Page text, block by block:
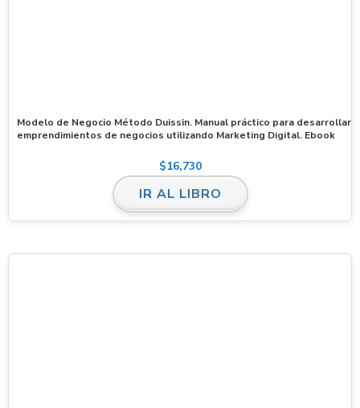
Modelo de Negocio Método Duissin. Manual práctico para desarrollar
emprendimientos de negocios utilizando Marketing Digital. Ebook
$16,730
IR AL LIBRO